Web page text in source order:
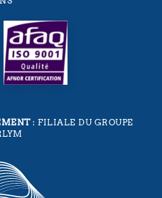
: FILIALE DU GROUPE